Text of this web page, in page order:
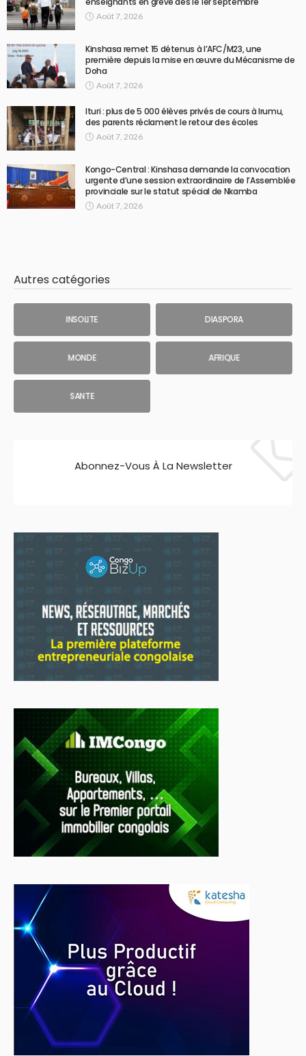
Août 7, 2026
Kinshasa remet 15 détenus à l’AFC/M23, une
première depuis la mise en œuvre du Mécanisme de
Doha
Août 7, 2026
Ituri : plus de 5 000 élèves privés de cours à Irumu,
des parents réclament le retour des écoles
Août 7, 2026
Kongo-Central : Kinshasa demande la convocation
urgente d’une session extraordinaire de l’Assemblée
provinciale sur le statut spécial de Nkamba
Août 7, 2026
Autres catégories
INSOLITE DIASPORA
MONDE AFRIQUE
SANTE
Abonnez-Vous À La Newsletter